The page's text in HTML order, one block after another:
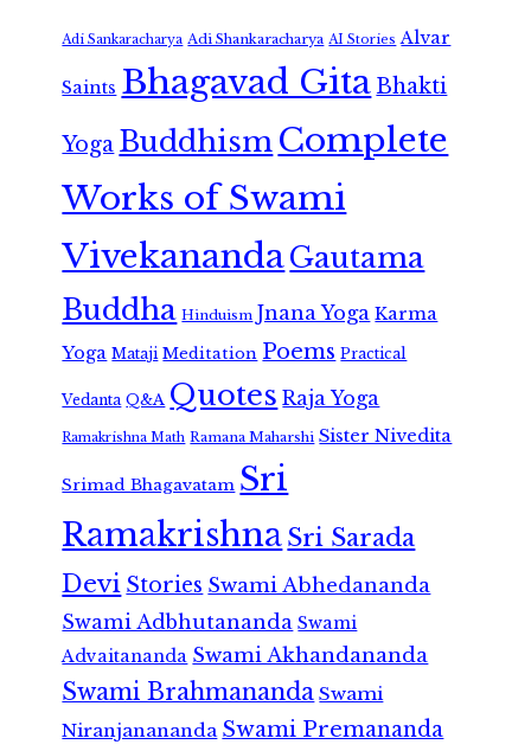
Adi Sankaracharya Adi Shankaracharya AI Stories Alvar
Saints Bhagavad GitaBhakti
Yoga Buddhism Complete
Works of Swami
VivekanandaGautama
Buddha Hinduism Jnana Yoga Karma
Yoga Mataji Meditation Poems Practical
Vedanta Q&A Quotes Raja Yoga
Ramakrishna Math Ramana Maharshi Sister Nivedita
Srimad Bhagavatam Sri
RamakrishnaSri Sarada
Devi Stories Swami Abhedananda
Swami Adbhutananda Swami
Advaitananda Swami Akhandananda
Swami Brahmananda Swami
Niranjanananda Swami Premananda